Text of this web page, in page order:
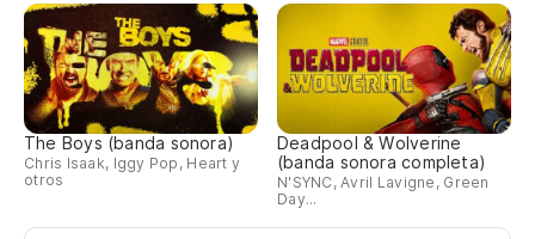
The Boys (banda sonora)
Chris Isaak, Iggy Pop, Heart y
otros
Deadpool & Wolverine
(banda sonora completa)
N'SYNC, Avril Lavigne, Green
Day...